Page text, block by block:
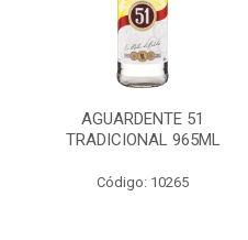
AGUARDENTE 51
TRADICIONAL 965ML
Código: 10265